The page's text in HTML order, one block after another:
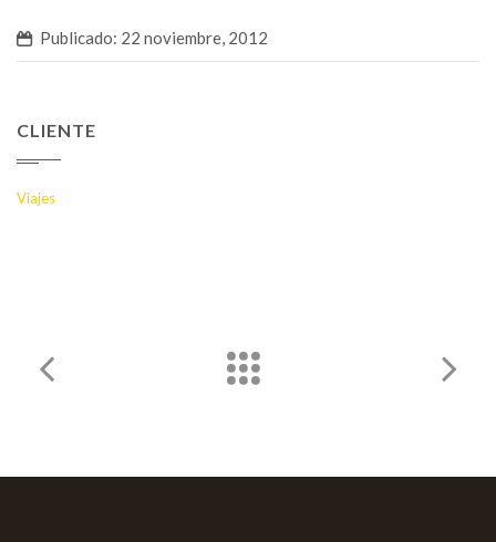
Publicado: 22 noviembre, 2012
CLIENTE
Viajes